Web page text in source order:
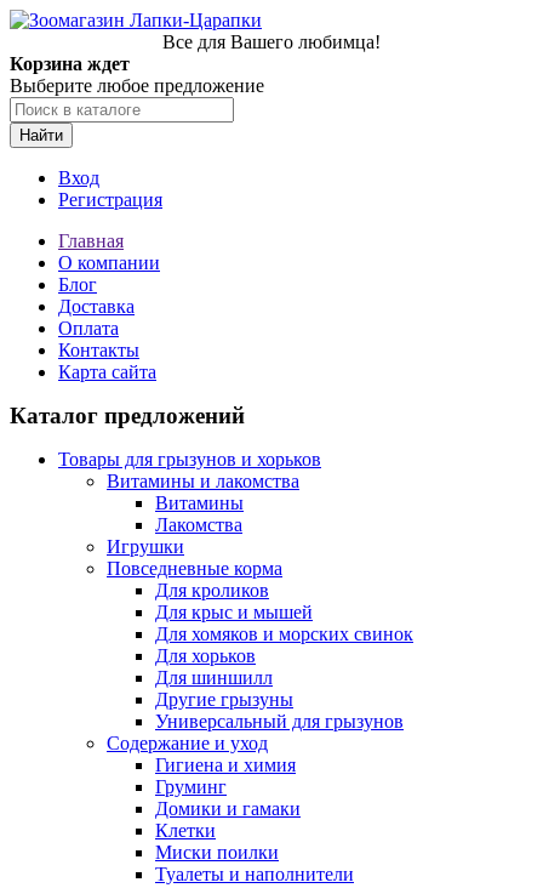
Все для Вашего любимца!
Корзина ждет
Выберите любое предложение
Найти
Вход
Регистрация
Главная
О компании
Блог
Доставка
Оплата
Контакты
Карта сайта
Каталог предложений
Товары для грызунов и хорьков
Витамины и лакомства
Витамины
Лакомства
Игрушки
Повседневные корма
Для кроликов
Для крыс и мышей
Для хомяков и морских свинок
Для хорьков
Для шиншилл
Другие грызуны
Универсальный для грызунов
Содержание и уход
Гигиена и химия
Груминг
Домики и гамаки
Клетки
Миски поилки
Туалеты и наполнители